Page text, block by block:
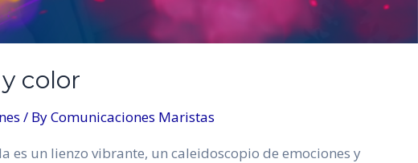
color
/ ByComunicaciones Maristas
es un lienzo vibrante, un caleidoscopio de emociones y